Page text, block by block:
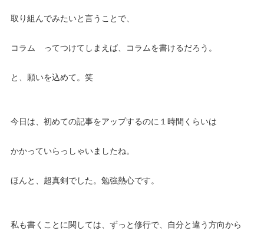
取り組んでみたいと言うことで、
コラム ってつけてしまえば、コラムを書けるだろう。
と、願いを込めて。笑
今日は、初めての記事をアップするのに１時間くらいは
かかっていらっしゃいましたね。
ほんと、超真剣でした。勉強熱心です。
私も書くことに関しては、ずっと修行で、自分と違う方向から